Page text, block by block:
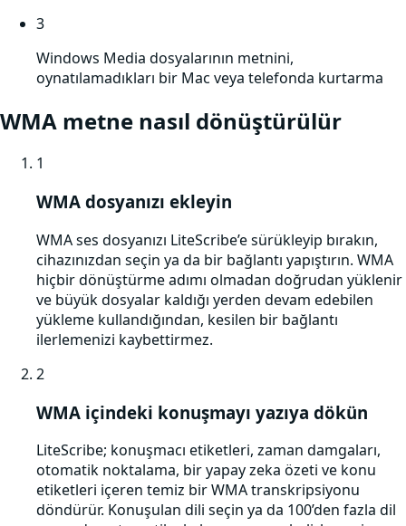
3
Windows Media dosyalarının metnini,
oynatılamadıkları bir Mac veya telefonda kurtarma
WMA metne nasıl dönüştürülür
1
WMA dosyanızı ekleyin
WMA ses dosyanızı LiteScribe’e sürükleyip bırakın,
cihazınızdan seçin ya da bir bağlantı yapıştırın. WMA
hiçbir dönüştürme adımı olmadan doğrudan yüklenir
ve büyük dosyalar kaldığı yerden devam edebilen
yükleme kullandığından, kesilen bir bağlantı
ilerlemenizi kaybettirmez.
2
WMA içindeki konuşmayı yazıya dökün
LiteScribe; konuşmacı etiketleri, zaman damgaları,
otomatik noktalama, bir yapay zeka özeti ve konu
etiketleri içeren temiz bir WMA transkripsiyonu
döndürür. Konuşulan dili seçin ya da 100’den fazla dil